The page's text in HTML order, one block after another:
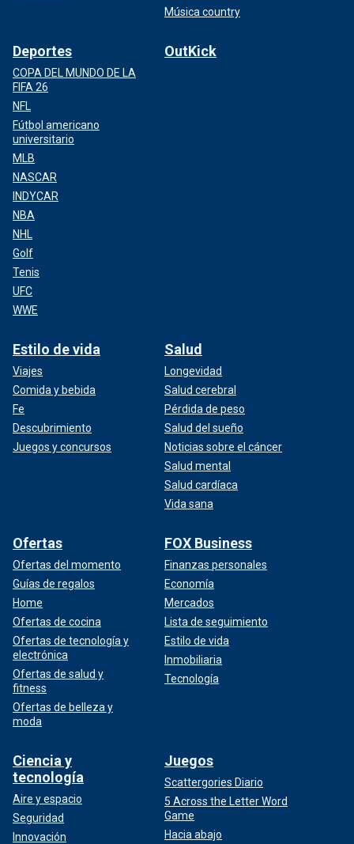
Música country
Deportes
COPA DEL MUNDO DE LA
FIFA 26
NFL
Fútbol americano
universitario
MLB
NASCAR
INDYCAR
NBA
NHL
Golf
Tenis
UFC
WWE
OutKick
Estilo de vida
Viajes
Comida y bebida
Fe
Descubrimiento
Juegos y concursos
Salud
Longevidad
Salud cerebral
Pérdida de peso
Salud del sueño
Noticias sobre el cáncer
Salud mental
Salud cardíaca
Vida sana
Ofertas
Ofertas del momento
Guías de regalos
Home
Ofertas de cocina
Ofertas de tecnología y
electrónica
Ofertas de salud y
fitness
Ofertas de belleza y
moda
FOX Business
Finanzas personales
Economía
Mercados
Lista de seguimiento
Estilo de vida
Inmobiliaria
Tecnología
Ciencia y
tecnología
Aire y espacio
Seguridad
Innovación
Juegos
Scattergories Diario
5 Across the Letter Word
Game
Hacia abajo